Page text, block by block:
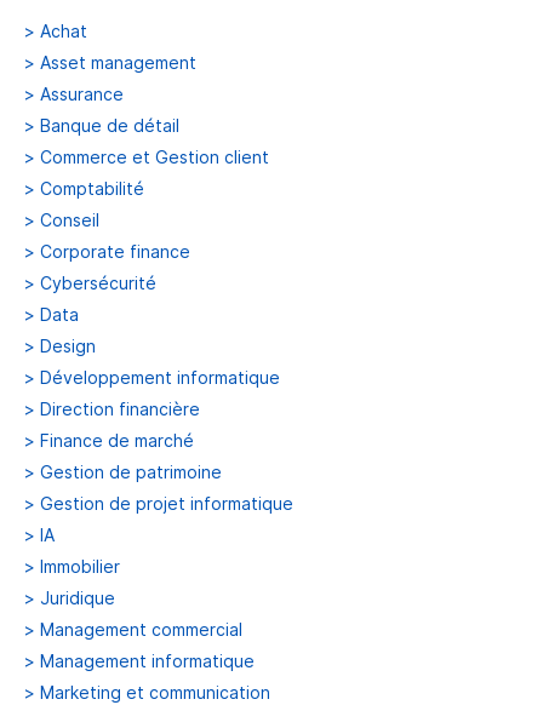
> Achat
> Asset management
> Assurance
> Banque de détail
> Commerce et Gestion client
> Comptabilité
> Conseil
> Corporate finance
> Cybersécurité
> Data
> Design
> Développement informatique
> Direction financière
> Finance de marché
> Gestion de patrimoine
> Gestion de projet informatique
> IA
> Immobilier
> Juridique
> Management commercial
> Management informatique
> Marketing et communication